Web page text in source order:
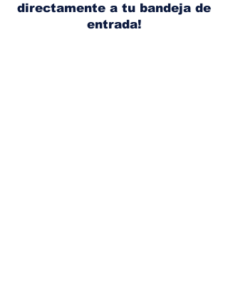
directamente a tu bandeja de
entrada!